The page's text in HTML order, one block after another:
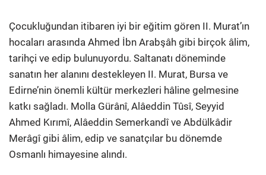
Çocukluğundan itibaren iyi bir eğitim gören II. Murat’ın
hocaları arasında Ahmed İbn Arabşâh gibi birçok âlim,
tarihçi ve edip bulunuyordu. Saltanatı döneminde
sanatın her alanını destekleyen II. Murat, Bursa ve
Edirne’nin önemli kültür merkezleri hâline gelmesine
katkı sağladı. Molla Gürânî, Alâeddin Tûsî, Seyyid
Ahmed Kırımî, Alâeddin Semerkandî ve Abdülkâdir
Merâgî gibi âlim, edip ve sanatçılar bu dönemde
Osmanlı himayesine alındı.